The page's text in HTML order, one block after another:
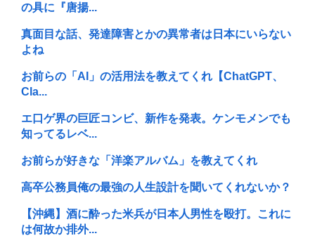
の具に『唐揚...
真面目な話、発達障害とかの異常者は日本にいらない
よね
お前らの「AI」の活用法を教えてくれ【ChatGPT、
Cla...
エ口ゲ界の巨匠コンビ、新作を発表。ケンモメンでも
知ってるレベ...
お前らが好きな「洋楽アルバム」を教えてくれ
高卒公務員俺の最強の人生設計を聞いてくれないか？
【沖縄】酒に酔った米兵が日本人男性を殴打。これに
は何故か排外...